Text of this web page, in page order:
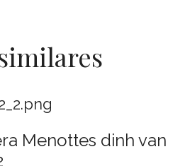
Menottes dinh van